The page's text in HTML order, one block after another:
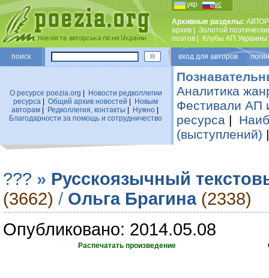
укр рус
Архивные разделы:
архив
Золотой
поэтов
Клубы АП Украины
поиск вход для авторов
О ресурсе poezia.org
Новости редколлегии
ресурса
Общий архив новостей
Новым
авторам| Редколлегия, контакты Нужно|
Благодарности за помощь и сотрудничество
Аналитика
Фестивали АП
ресурса |
(выступлений)
??? » Русскоязычный
(3662) / Ольга Брагина (2338)
Опубликовано: 2014.05.08
Распечатать произведение